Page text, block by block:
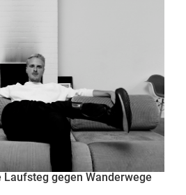
Laufsteg gegen Wanderwege